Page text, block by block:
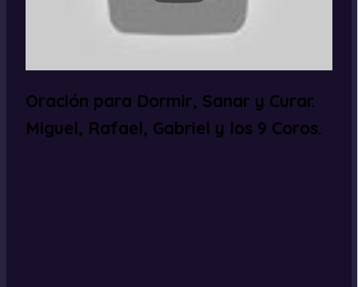
Oración para Dormir, Sanar y Curar.
Miguel, Rafael, Gabriel y los 9 Coros.